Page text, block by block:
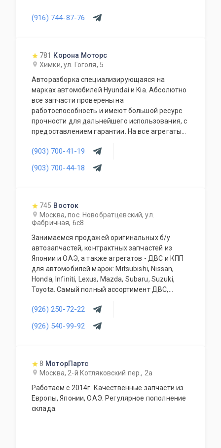
(916) 744-87-76
781
Корона Моторс
Химки, ул. Гоголя, 5
Авторазборка специализирующаяся на
марках автомобилей Hyundai и Kia. Абсолютно
все запчасти проверены на
работоспособность и имеют большой ресурс
прочности для дальнейшего использования, с
предоставлением гарантии. На все агрегаты
установку. Наши специалисты имеют большой
и много-профильный опыт работы в данной
деятельности. Мы всегда готовы Вас
оптимальному для Вас бюджету.
(903) 700-41-19
(903) 700-44-18
745 Восток
Москва, пос. Новобратцевский, ул.
Фабричная, 6с8
Занимаемся продажей оригинальных б/у
автозапчастей, контрактных запчастей из
Японии и ОАЭ, а также агрегатов - ДВС и КПП
для автомобилей марок: Mitsubishi, Nissan,
Honda, Infiniti, Lexus, Mazda, Subaru, Suzuki,
Toyota. Самый полный ассортимент ДВС,
прочего. Предоставляется гарантия качества
на всю продукцию. Приемлемые цены и
система скидок для постоянных и оптовых
(926) 250-72-22
(926) 540-99-92
8 МоторПартс
Москва, 2-й Котляковский пер., 2а
Работаем с 2014г. Качественные запчасти из
Европы, Японии, ОАЭ. Регулярное пополнение
склада.